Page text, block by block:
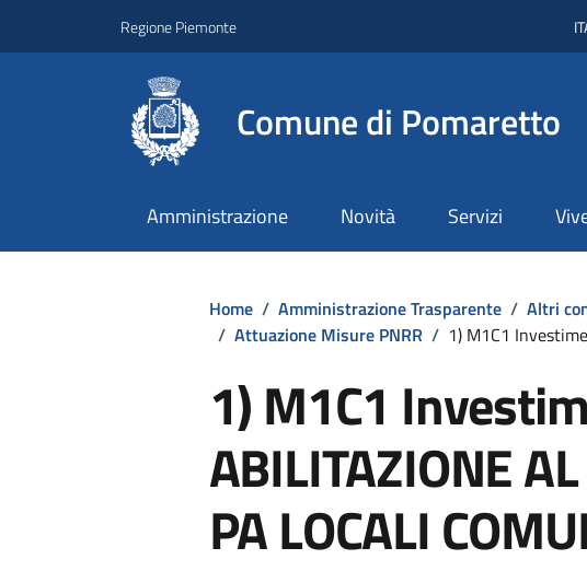
Regione Piemonte
Comune di Pomaretto
Amministrazione Novità Servizi
Home / Amministrazione Trasparente / Altri
/ Attuazione Misure PNRR / 1) M1C1
1) M1C1
ABILITAZIONE
PA LOCALI